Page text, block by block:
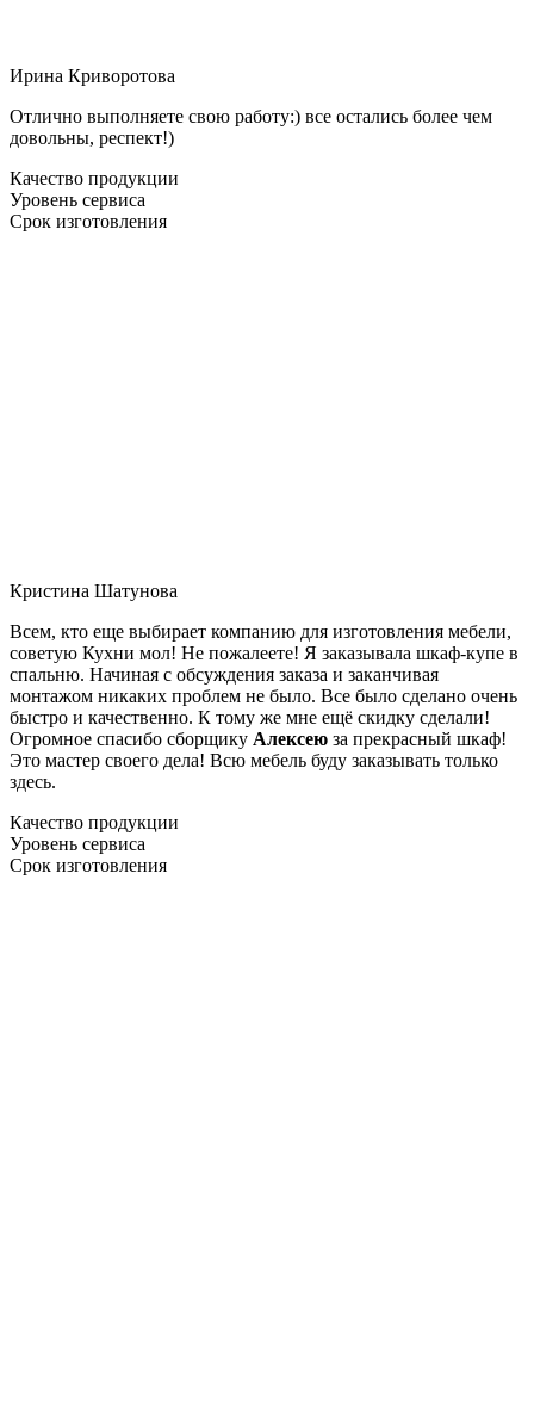
Ирина Криворотова
Отлично выполняете свою работу:) все остались более чем
довольны, респект!)
Качество продукции
Уровень сервиса
Срок изготовления
Кристина Шатунова
Всем, кто еще выбирает компанию для изготовления мебели,
советую Кухни мол! Не пожалеете! Я заказывала шкаф-купе в
спальню. Начиная с обсуждения заказа и заканчивая
монтажом никаких проблем не было. Все было сделано очень
быстро и качественно. К тому же мне ещё скидку сделали!
Огромное спасибо сборщику Алексею за прекрасный шкаф!
Это мастер своего дела! Всю мебель буду заказывать только
здесь.
Качество продукции
Уровень сервиса
Срок изготовления